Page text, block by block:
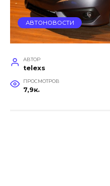
АВТОНОВОСТИ
АВТОР
telexs
ПРОСМОТРОВ
7,9к.